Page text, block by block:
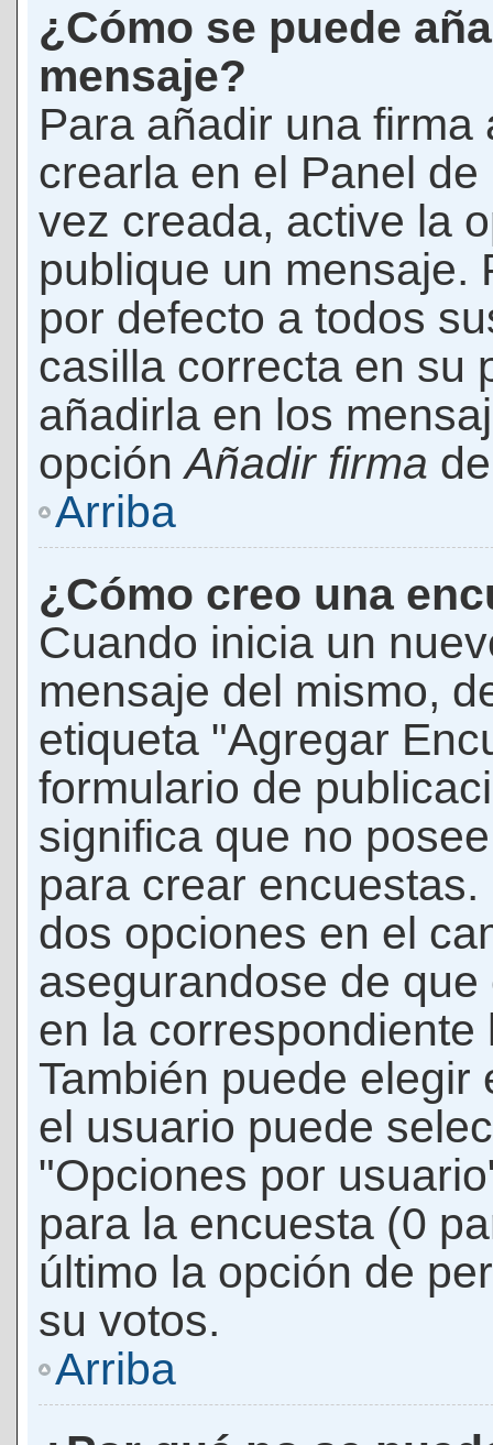
¿Cómo se puede
mensaje?
Para añadir una
crearla en el Panel
vez creada, active la
publique un mensaje.
por defecto a todos
casilla correcta en su
añadirla en los
opciónAñadir firma
Arriba
¿Cómo creo una
Cuando inicia un
mensaje del mismo,
etiqueta "Agregar
formulario de
significa que no
para crear
dos opciones en el
asegurandose de
en la
También puede
el usuario puede
"Opciones por
para la encuesta (0
último la opción de
su votos.
Arriba